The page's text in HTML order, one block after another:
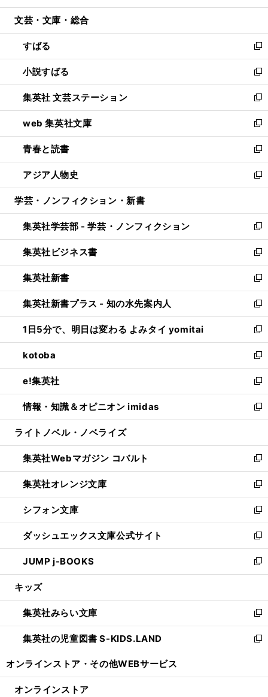
開
ウ
開
く
ン
ウ
で
開
く
ウ
ン
ド
ウ
で
開
く
文芸・文庫・総合
すばる
新
し
い
ウ
ィ
ン
ド
ウ
で
開
く
小説すばる
新
し
い
ウ
ィ
ン
ド
ウ
で
開
集英社 文芸ステーション
新
し
い
ウ
ィ
ン
ド
ウ
開
く
web 集英社文庫
新
し
い
ウ
ィ
ン
ウ
で
開
く
青春と読書
新
し
い
ウ
ン
ド
ウ
で
開
く
アジア人物史
新
し
ウ
ィ
ン
ド
ウ
で
開
く
学芸・ノンフィクション・新書
集英社学芸部 - 学芸・ノンフィクション
新
し
い
ウ
ィ
ン
ド
ウ
で
開
く
集英社ビジネス書
新
し
い
ウ
ィ
ン
ド
ウ
で
開
く
集英社新書
新
し
い
ウ
ィ
ン
ド
ウ
で
開
く
集英社新書プラス - 知の水先案内人
新
し
い
ウ
ィ
ン
ド
ウ
で
開
1日5分で、明日は変わる よみタイ yomitai
新
し
い
ウ
ィ
ン
ド
ウ
開
く
kotoba
新
し
い
ウ
ィ
ン
ウ
で
開
く
e!集英社
新
し
い
ウ
ン
ド
ウ
で
開
く
情報・知識＆オピニオン imidas
新
し
ウ
ィ
ン
ド
ウ
で
開
く
ライトノベル・ノベライズ
集英社Webマガジン コバルト
新
し
い
ウ
ィ
ン
ド
ウ
で
開
集英社オレンジ文庫
新
し
い
ウ
ィ
ン
ド
ウ
開
く
シフォン文庫
新
し
い
ウ
ィ
ン
ウ
で
開
く
ダッシュエックス文庫公式サイト
新
し
い
ウ
ン
ド
ウ
で
JUMP j-BOOKS
新
し
ウ
ィ
ン
ド
開
キッズ
集英社みらい文庫
新
し
い
ン
集英社の児童図書 S-KIDS.LAND
新
ウ
オンラインストア・ その他WEBサービス
オンラインストア